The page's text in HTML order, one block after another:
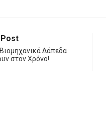
Δάπεδα
στον Χρόνο!